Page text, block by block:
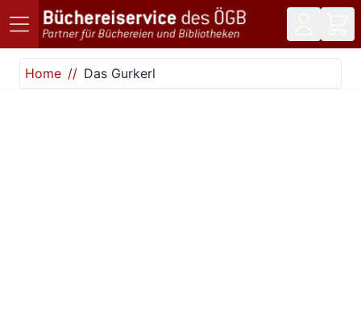
Direkt zum Inhalt
Home
Das Gurkerl